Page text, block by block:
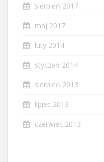
sierpień 2017
maj 2017
luty 2014
styczeń 2014
sierpień 2013
lipiec 2013
czerwiec 2013